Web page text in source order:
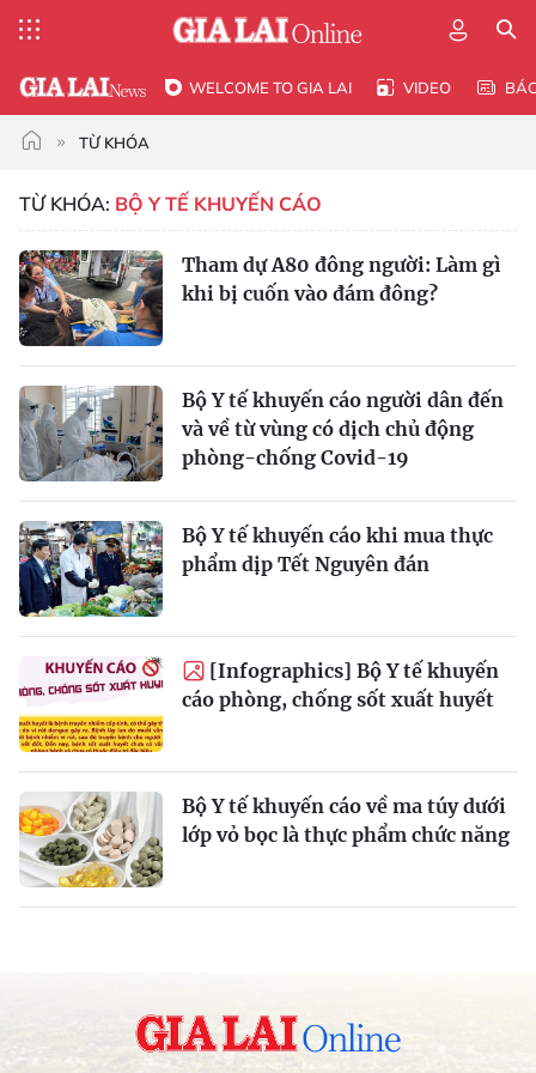
WELCOME TO GIA LAI VIDEO
TỪ KHÓA
TỪ KHÓA: BỘ Y TẾ KHUYẾN CÁO
Tham dự A80 đông người: Làm gì
khi bị cuốn vào đám đông?
Bộ Y tế khuyến cáo người dân đến
và về từ vùng có dịch chủ động
phòng-chống Covid-19
Bộ Y tế khuyến cáo khi mua thực
phẩm dịp Tết Nguyên đán
[Infographics] Bộ Y tế khuyến
cáo phòng, chống sốt xuất huyết
Bộ Y tế khuyến cáo về ma túy dưới
lớp vỏ bọc là thực phẩm chức năng